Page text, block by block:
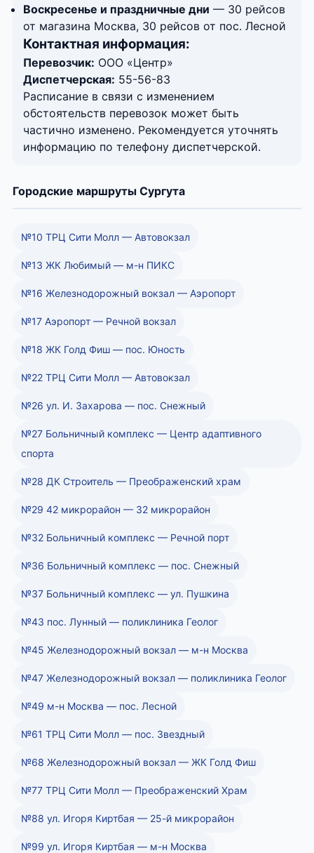
Воскресенье и праздничные дни — 30 рейсов
от магазина Москва, 30 рейсов от пос. Лесной
Контактная информация:
Перевозчик: ООО «Центр»
Диспетчерская: 55-56-83
Расписание в связи с изменением
обстоятельств перевозок может быть
частично изменено. Рекомендуется уточнять
информацию по телефону диспетчерской.
Городские маршруты Сургута
№10 ТРЦ Сити Молл — Автовокзал
№13 ЖК Любимый — м-н ПИКС
№16 Железнодорожный вокзал — Аэропорт
№17 Аэропорт — Речной вокзал
№18 ЖК Голд Фиш — пос. Юность
№22 ТРЦ Сити Молл — Автовокзал
№26 ул. И. Захарова — пос. Снежный
№27 Больничный комплекс — Центр адаптивного
спорта
№28 ДК Строитель — Преображенский храм
№29 42 микрорайон — 32 микрорайон
№32 Больничный комплекс — Речной порт
№36 Больничный комплекс — пос. Снежный
№37 Больничный комплекс — ул. Пушкина
№43 пос. Лунный — поликлиника Геолог
№45 Железнодорожный вокзал — м-н Москва
№47 Железнодорожный вокзал — поликлиника Геолог
№49 м-н Москва — пос. Лесной
№61 ТРЦ Сити Молл — пос. Звездный
№68 Железнодорожный вокзал — ЖК Голд Фиш
№77 ТРЦ Сити Молл — Преображенский Храм
№88 ул. Игоря Киртбая — 25-й микрорайон
№99 ул. Игоря Киртбая — м-н Москва